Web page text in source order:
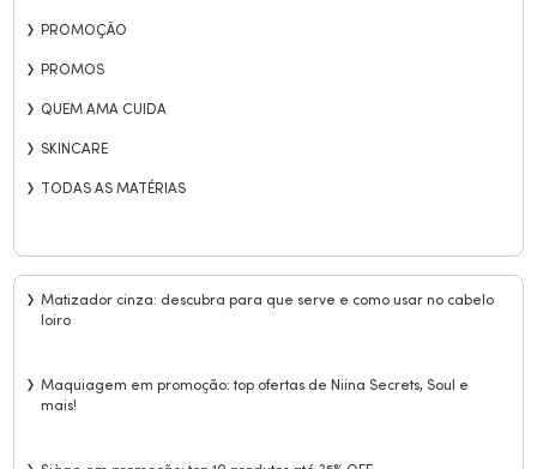
PROMOÇÃO
PROMOS
QUEM AMA CUIDA
SKINCARE
TODAS AS MATÉRIAS
Matizador cinza: descubra para que serve e como usar no cabelo
loiro
Maquiagem em promoção: top ofertas de Niina Secrets, Soul e
mais!